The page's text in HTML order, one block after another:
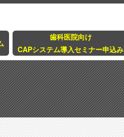
歯科医院向け
CAPシステム導入セミナー申込み